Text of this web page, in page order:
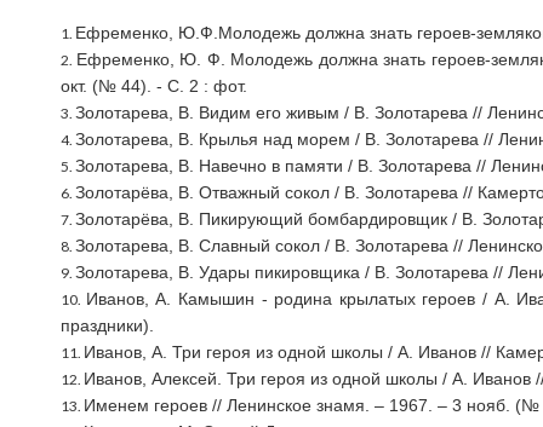
Ефременко, Ю.Ф.Молодежь должна знать героев-
Ефременко, Ю. Ф. Молодежь должна знать героев-
окт. (№ 44). - С. 2 : фот.
Золотарева, В. Видим его живым / В. Золотарева //
Золотарева, В. Крылья над морем / В. Золотарева //
Золотарева, В. Навечно в памяти / В. Золотарева //
Золотарёва, В. Отважный сокол / В. Золотарева //
Золотарёва, В. Пикирующий бомбардировщик / В.
Золотарева, В. Славный сокол / В. Золотарева //
Золотарева, В. Удары пикировщика / В. Золотарева //
Иванов, А. Камышин - родина крылатых героев / А.
праздники).
Иванов, А. Три героя из одной школы / А. Иванов //
Иванов, Алексей. Три героя из одной школы / А.
Именем героев // Ленинское знамя. – 1967. – 3 нояб.